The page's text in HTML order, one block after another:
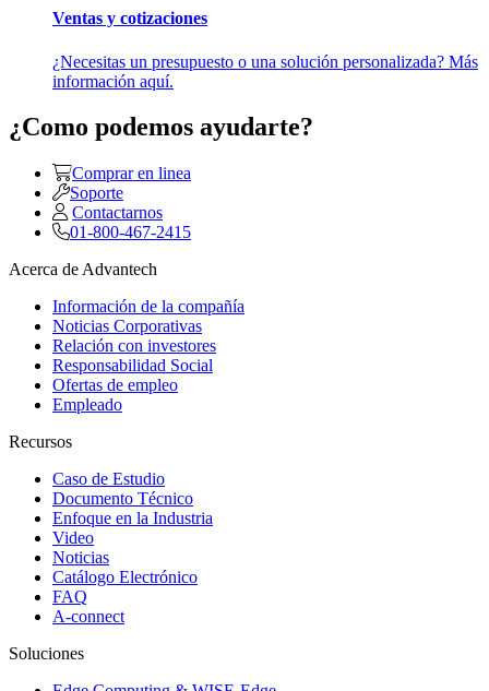
Ventas y cotizaciones
¿Necesitas un presupuesto o una solución personalizada? Más
información aquí.
¿Como podemos ayudarte?
Comprar en linea
Soporte
Contactarnos
01-800-467-2415
Acerca de Advantech
Información de la compañía
Noticias Corporativas
Relación con investores
Responsabilidad Social
Ofertas de empleo
Empleado
Recursos
Caso de Estudio
Documento Técnico
Enfoque en la Industria
Video
Noticias
Catálogo Electrónico
FAQ
A-connect
Soluciones